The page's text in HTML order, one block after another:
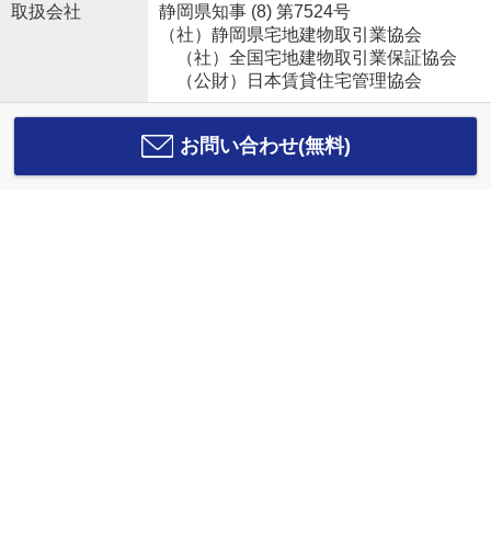
取扱会社
静岡県知事 (8) 第7524号
（社）静岡県宅地建物取引業協会
（社）全国宅地建物取引業保証協会
（公財）日本賃貸住宅管理協会
お問い合わせ(無料)